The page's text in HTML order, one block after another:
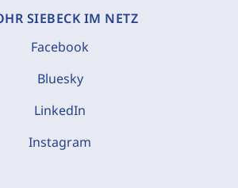
SIEBECK IM NETZ
Facebook
Bluesky
LinkedIn
Instagram